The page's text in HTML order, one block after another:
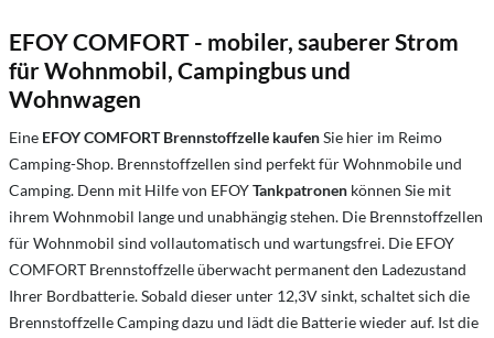
EFOY COMFORT - mobiler, sauberer Strom
für Wohnmobil, Campingbus und
Wohnwagen
Eine EFOYCOMFORT Brennstoffzelle kaufenSie hier im Reimo
Camping-Shop. Brennstoffzellen sind perfekt für Wohnmobile und
Camping. Denn mit Hilfe von EFOYTankpatronen können Sie mit
ihrem Wohnmobil lange und unabhängig stehen. Die Brennstoffzellen
für Wohnmobil sind vollautomatisch und wartungsfrei. Die EFOY
COMFORT Brennstoffzelle überwacht permanent den Ladezustand
Ihrer Bordbatterie. Sobald dieser unter 12,3V sinkt, schaltet sich die
Brennstoffzelle Camping dazu und lädt die Batterie wieder auf. Ist die